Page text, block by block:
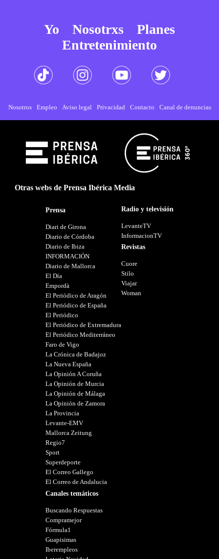
Yo Nosotrxs
Planes
Entretenimiento
Nosotros Empleo Aviso legal Privacidad Contacto Canal de denuncias
Otras webs de Prensa Ibérica Media
Prensa
Diari de Girona
Diario de Córdoba
Diario de Ibiza
INFORMACIÓN
Diario de Mallorca
El Día
Empordà
El Periódico de Aragón
El Periódico de España
El Periódico
El Periódico de Extremadura
El Periódico Mediterráneo
Faro de Vigo
La Crónica de Badajoz
La Nueva España
La Opinión A Coruña
La Opinión de Murcia
La Opinión de Málaga
La Opinión de Zamora
La Provincia
Levante-EMV
Mallorca Zeitung
Regio7
Sport
Superdeporte
El Correo Gallego
El Correo de Andalucia
Canales temáticos
Buscando Respuestas
Compramejor
Fórmula1
Guapisimas
Iberempleos
Radio y televisión
LevanteTV
InformacionTV
Revistas
Cuore
Stilo
Viajar
Woman